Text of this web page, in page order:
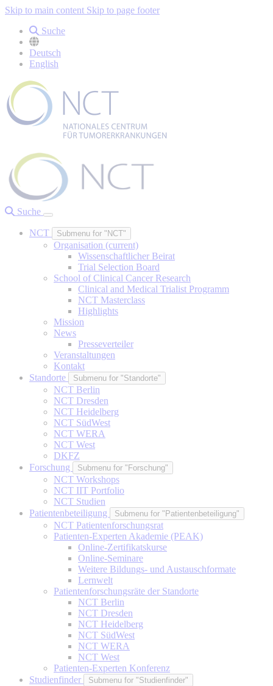
Skip to main content Skip to page footer
Suche
Deutsch
English
Suche
NCT Submenu for "NCT"
Organisation (current)
Wissenschaftlicher Beirat
Trial Selection Board
School of Clinical Cancer Research
Clinical and Medical Trialist Programm
NCT Masterclass
Highlights
Mission
News
Presseverteiler
Veranstaltungen
Kontakt
Standorte
Submenu for "Standorte"
NCT Berlin
NCT Dresden
NCT Heidelberg
NCT SüdWest
NCT WERA
NCT West
DKFZ
Forschung
Submenu for "Forschung"
NCT Workshops
NCT IIT Portfolio
NCT Studien
Patientenbeteiligung
Submenu for "Patientenbeteiligung"
NCT Patientenforschungsrat
Patienten-Experten Akademie (PEAK)
Online-Zertifikatskurse
Online-Seminare
Weitere Bildungs- und Austauschformate
Lernwelt
Patientenforschungsräte der Standorte
NCT Berlin
NCT Dresden
NCT Heidelberg
NCT SüdWest
NCT WERA
NCT West
Patienten-Experten Konferenz
Studienfinder
Submenu for "Studienfinder"